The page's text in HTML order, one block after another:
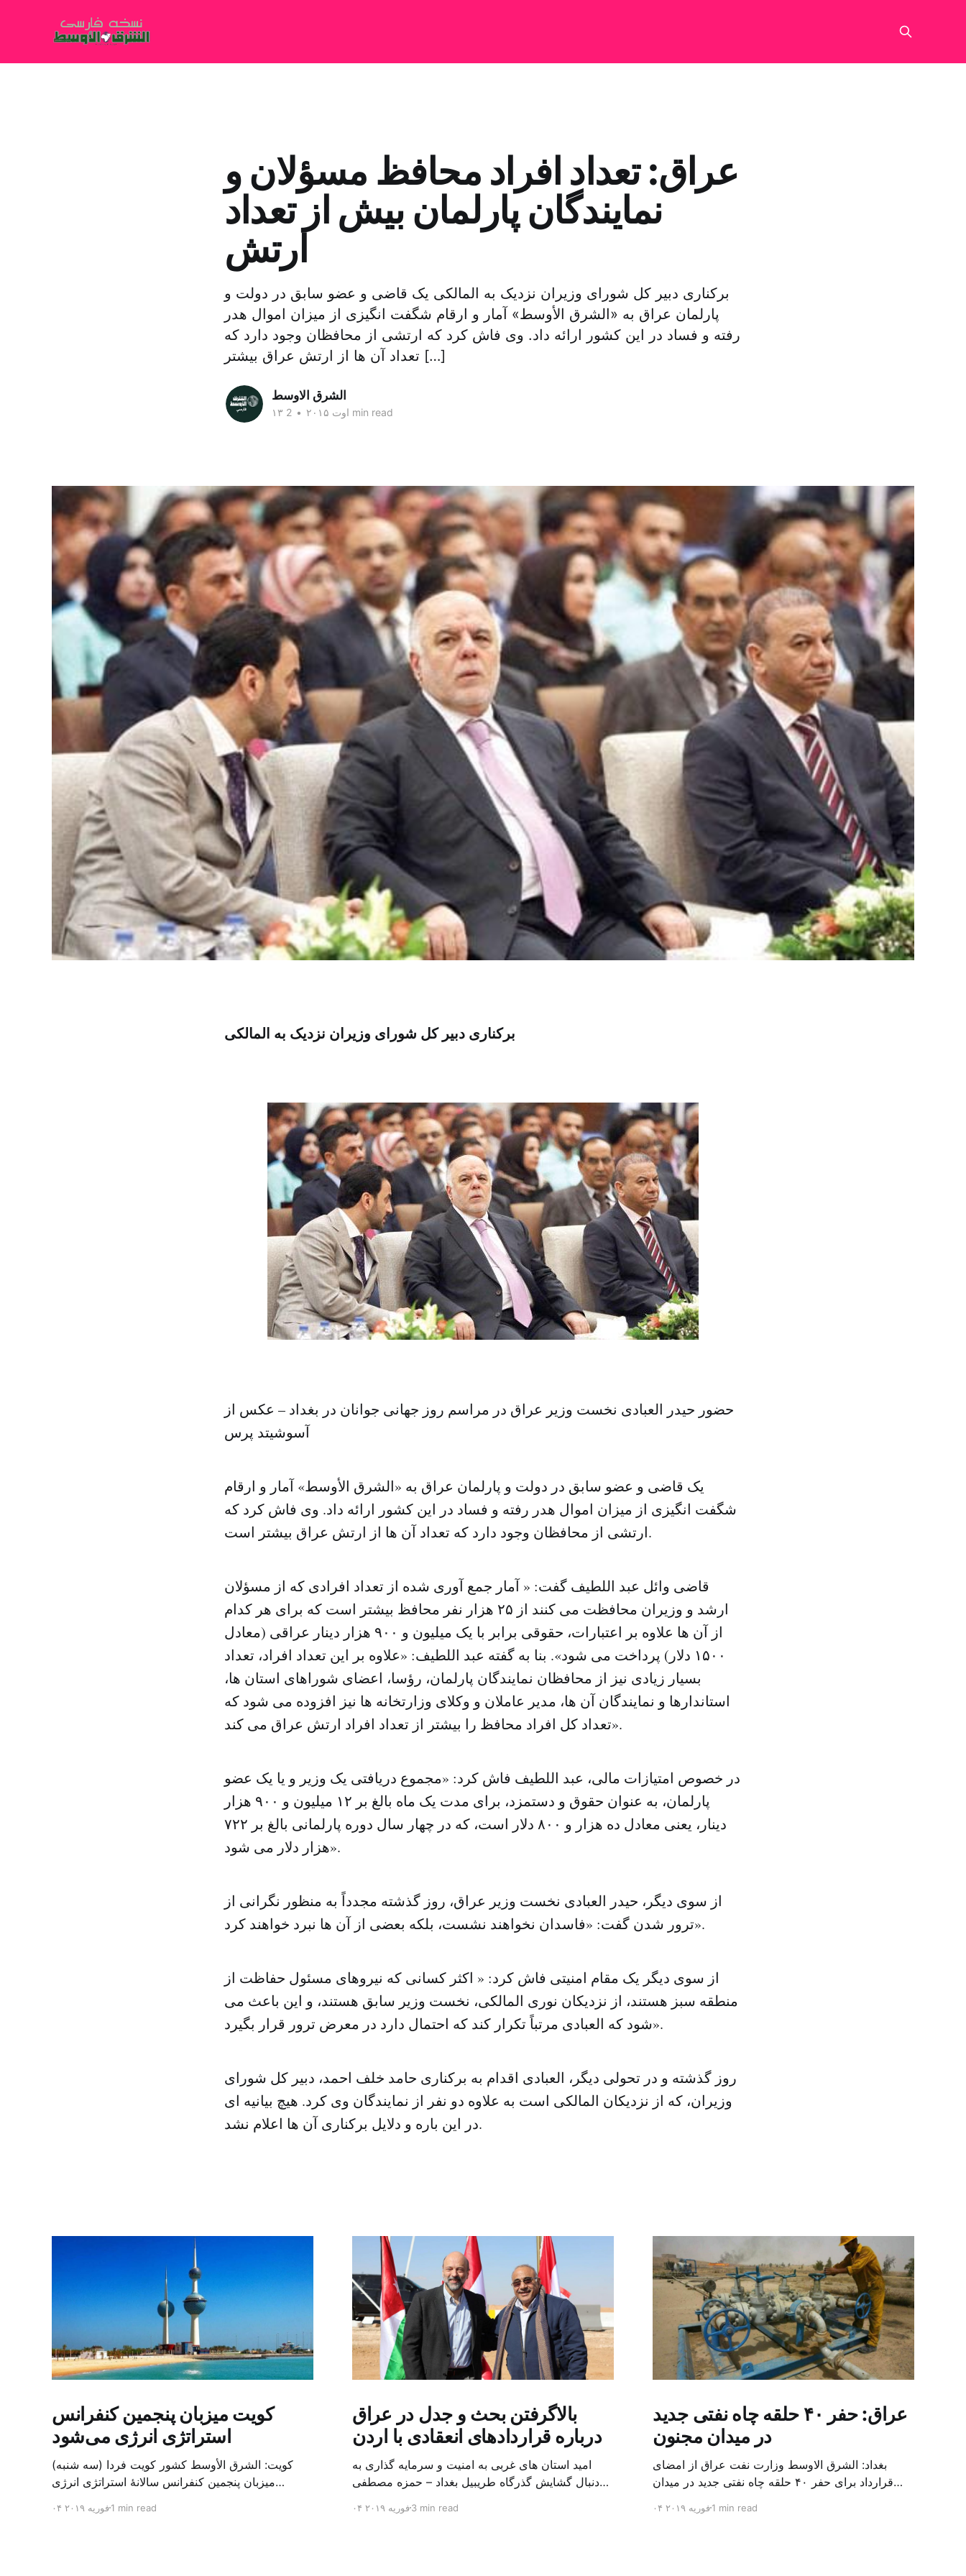
عراق: تعداد افراد محافظ مسؤلان و
نمایندگان پارلمان بیش از تعداد
ارتش
برکناری دبیر کل شورای وزیران نزدیک به المالکی یک قاضی و عضو سابق در دولت و
پارلمان عراق به «الشرق الأوسط» آمار و ارقام شگفت انگیزی از میزان اموال هدر
رفته و فساد در این کشور ارائه داد. وی فاش کرد که ارتشی از محافظان وجود دارد که
تعداد آن ها از ارتش عراق بیشتر […]
الشرق الاوسط
۱۳ اوت ۲۰۱۵ • 2 min read
برکناری دبیر کل شورای وزیران نزدیک به المالکی
حضور حیدر العبادی نخست وزیر عراق در مراسم روز جهانی جوانان در بغداد – عکس از
آسوشیتد پرس
یک قاضی و عضو سابق در دولت و پارلمان عراق به «الشرق الأوسط» آمار و ارقام
شگفت انگیزی از میزان اموال هدر رفته و فساد در این کشور ارائه داد. وی فاش کرد که
ارتشی از محافظان وجود دارد که تعداد آن ها از ارتش عراق بیشتر است.
قاضی وائل عبد اللطیف گفت: « آمار جمع آوری شده از تعداد افرادی که از مسؤلان
ارشد و وزیران محافظت می کنند از ۲۵ هزار نفر محافظ بیشتر است که برای هر کدام
از آن ها علاوه بر اعتبارات، حقوقی برابر با یک میلیون و ۹۰۰ هزار دینار عراقی (معادل
۱۵۰۰ دلار) پرداخت می شود». بنا به گفته عبد اللطیف: «علاوه بر این تعداد افراد، تعداد
بسیار زیادی نیز از محافظان نمایندگان پارلمان، رؤسا، اعضای شوراهای استان ها،
استاندارها و نمایندگان آن ها، مدیر عاملان و وکلای وزارتخانه ها نیز افزوده می شود که
تعداد کل افراد محافظ را بیشتر از تعداد افراد ارتش عراق می کند».
در خصوص امتیازات مالی، عبد اللطیف فاش کرد: «مجموع دریافتی یک وزیر و یا یک عضو
پارلمان، به عنوان حقوق و دستمزد، برای مدت یک ماه بالغ بر ۱۲ میلیون و ۹۰۰ هزار
دینار، یعنی معادل ده هزار و ۸۰۰ دلار است، که در چهار سال دوره پارلمانی بالغ بر ۷۲۲
هزار دلار می شود».
از سوی دیگر، حیدر العبادی نخست وزیر عراق، روز گذشته مجدداً به منظور نگرانی از
ترور شدن گفت: «فاسدان نخواهند نشست، بلکه بعضی از آن ها نبرد خواهند کرد».
از سوی دیگر یک مقام امنیتی فاش کرد: « اکثر کسانی که نیروهای مسئول حفاظت از
منطقه سبز هستند، از نزدیکان نوری المالکی، نخست وزیر سابق هستند، و این باعث می
شود که العبادی مرتباً تکرار کند که احتمال دارد در معرض ترور قرار بگیرد».
روز گذشته و در تحولی دیگر، العبادی اقدام به برکناری حامد خلف احمد، دبیر کل شورای
وزیران، که از نزدیکان المالکی است به علاوه دو نفر از نمایندگان وی کرد. هیچ بیانیه ای
در این باره و دلایل برکناری آن ها اعلام نشد.
کویت میزبان پنجمین کنفرانس
استراتژی انرژی می‌شود
کویت: الشرق الأوسط کشور کویت فردا (سه شنبه)
میزبان پنجمین کنفرانس سالانهٔ استراتژی انرژی
الشرق الاوسط، حدود ۳۰۰ متخصص از شرکت‌های
۰۴ فوریه ۲۰۱۹1 min read
بالاگرفتن بحث و جدل در عراق
درباره قراردادهای انعقادی با اردن
امید استان های غربی به امنیت و سرمایه گذاری به
دنبال گشایش گذرگاه طریبیل بغداد – حمزه مصطفی
طریبیل توسط عادل عبد المهدی نخست وزیر عراق و
۰۴ فوریه ۲۰۱۹3 min read
عراق: حفر ۴۰ حلقه چاه نفتی جدید
در میدان مجنون
بغداد: الشرق الاوسط وزارت نفت عراق از امضای
قرارداد برای حفر ۴۰ حلقه چاه نفتی جدید در میدان
محمد خضیر مدعامل شرکت حفاری عراق روز یکشنبه
۰۴ فوریه ۲۰۱۹1 min read